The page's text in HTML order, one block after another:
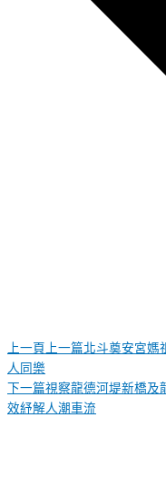
上一頁 上一篇北斗奠安宮媽
人同樂
下一篇視察龍德河堤新橋及
效紓解人潮車流